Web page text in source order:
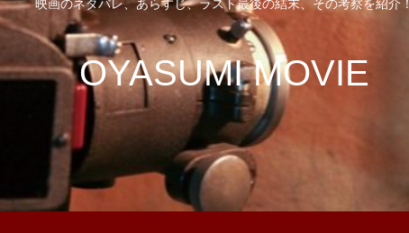
映画のネタバレ、あらすじ、ラスト最後の結末、その考察を紹介！
OYASUMI MOVIE